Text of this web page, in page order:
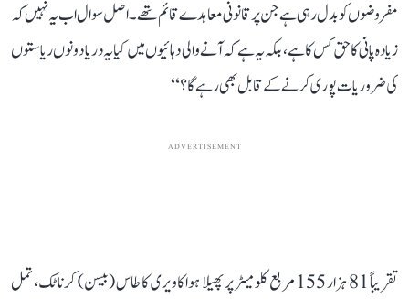
مفروضوں کو بدل رہی ہے جن پر قانونی معاہدے قائم تھے۔ اصل سوال اب یہ نہیں کہ
زیادہ پانی کا حق کس کا ہے، بلکہ یہ ہے کہ آنے والی دہائیوں میں کیا یہ دریا دونوں ریاستوں
کی ضروریات پوری کرنے کے قابل بھی رہے گا؟‘‘
ADVERTISEMENT
تقریباً 81 ہزار 155 مربع کلومیٹر پر پھیلا ہوا کاویری کا طاس (بیسن) کرناٹک، تمل